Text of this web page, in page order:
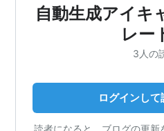
自動生成アイキ
レー
3人の
ログインし
読者になると、ブログの更新